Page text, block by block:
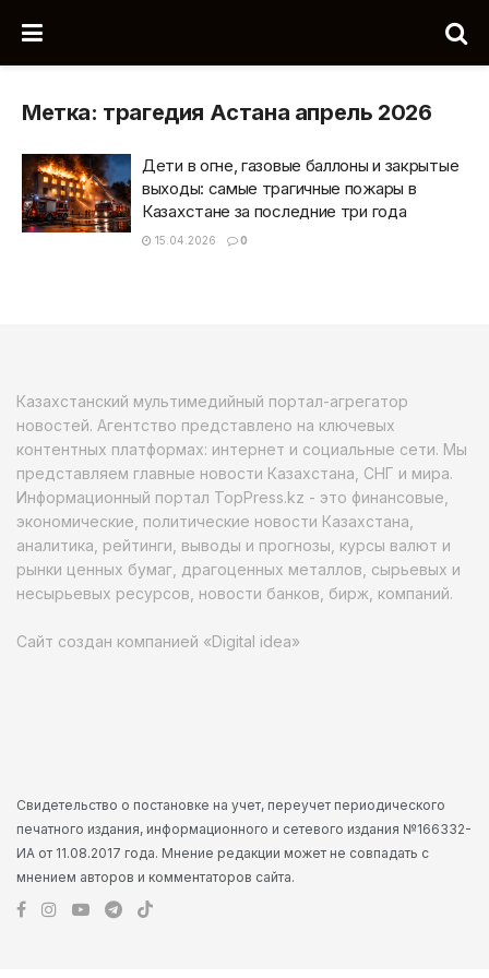
Метка: трагедия Астана апрель 2026
Дети в огне, газовые баллоны и закрытые
выходы: самые трагичные пожары в
Казахстане за последние три года
15.04.2026 0
Казахстанский мультимедийный портал-агрегатор
новостей. Агентство представлено на ключевых
контентных платформах: интернет и социальные сети. Мы
представляем главные новости Казахстана, СНГ и мира.
Информационный портал TopPress.kz - это финансовые,
экономические, политические новости Казахстана,
аналитика, рейтинги, выводы и прогнозы, курсы валют и
рынки ценных бумаг, драгоценных металлов, сырьевых и
несырьевых ресурсов, новости банков, бирж, компаний.
Сайт создан компанией «Digital idea»
Свидетельство о постановке на учет, переучет периодического
печатного издания, информационного и сетевого издания №166332-
ИА от 11.08.2017 года. Мнение редакции может не совпадать с
мнением авторов и комментаторов сайта.